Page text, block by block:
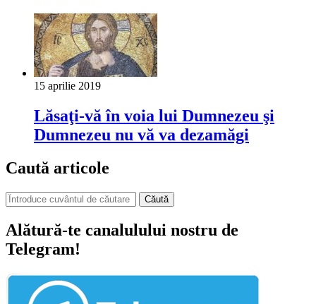
15 aprilie 2019
Lăsaţi-vă în voia lui Dumnezeu şi
Dumnezeu nu vă va dezamăgi
Caută articole
Căută
Alătură-te canalulului nostru de
Telegram!